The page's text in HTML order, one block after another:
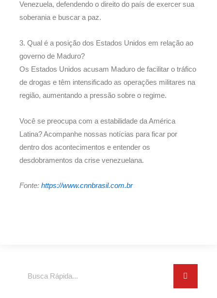
Venezuela, defendendo o direito do país de exercer sua
soberania e buscar a paz.
3. Qual é a posição dos Estados Unidos em relação ao
governo de Maduro?
Os Estados Unidos acusam Maduro de facilitar o tráfico
de drogas e têm intensificado as operações militares na
região, aumentando a pressão sobre o regime.
Você se preocupa com a estabilidade da América
Latina? Acompanhe nossas notícias para ficar por
dentro dos acontecimentos e entender os
desdobramentos da crise venezuelana.
Fonte: https://www.cnnbrasil.com.br